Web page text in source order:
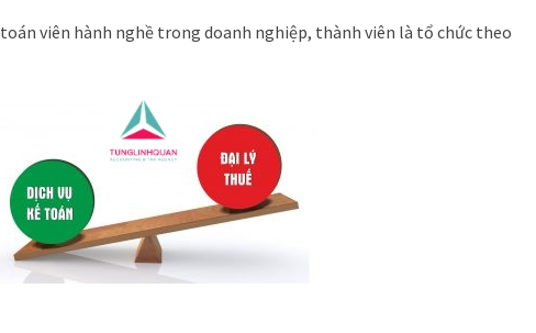
viên hành nghề trong doanh nghiệp, thành viên là tổ chức theo